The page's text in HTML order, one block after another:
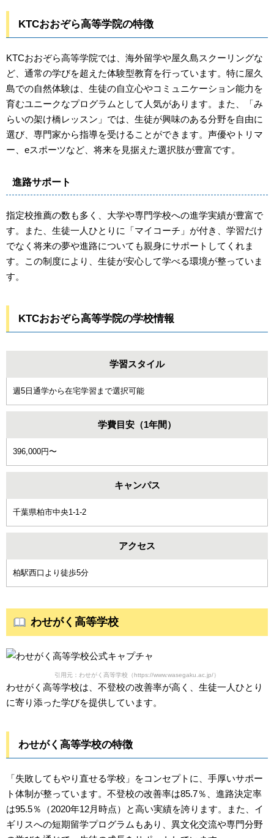
KTCおおぞら高等学院の特徴
KTCおおぞら高等学院では、海外留学や屋久島スクーリングな
ど、通常の学びを超えた体験型教育を行っています。特に屋久
島での自然体験は、生徒の自立心やコミュニケーション能力を
育むユニークなプログラムとして人気があります。また、「み
らいの架け橋レッスン」では、生徒が興味のある分野を自由に
選び、専門家から指導を受けることができます。声優やトリマ
ー、eスポーツなど、将来を見据えた選択肢が豊富です。
進路サポート
指定校推薦の数も多く、大学や専門学校への進学実績が豊富で
す。また、生徒一人ひとりに「マイコーチ」が付き、学習だけ
でなく将来の夢や進路についても親身にサポートしてくれま
す。この制度により、生徒が安心して学べる環境が整っていま
す。
KTCおおぞら高等学院の学校情報
学習スタイル
週5日通学から在宅学習まで選択可能
学費目安（1年間）
396,000円〜
キャンパス
千葉県柏市中央1-1-2
アクセス
柏駅西口より徒歩5分
わせがく高等学校
引用元：わせがく高等学校（https://www.wasegaku.ac.jp/）
わせがく高等学校は、不登校の改善率が高く、生徒一人ひとり
に寄り添った学びを提供しています。
わせがく高等学校の特徴
「失敗してもやり直せる学校」をコンセプトに、手厚いサポー
ト体制が整っています。不登校の改善率は85.7％、進路決定率
は95.5％（2020年12月時点）と高い実績を誇ります。また、イ
ギリスへの短期留学プログラムもあり、異文化交流や専門分野